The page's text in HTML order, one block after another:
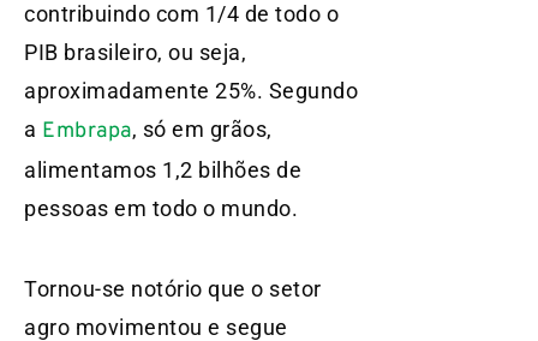
contribuindo com 1/4 de todo o
PIB brasileiro, ou seja,
aproximadamente 25%. Segundo
a Embrapa, só em grãos,
alimentamos 1,2 bilhões de
pessoas em todo o mundo.
Tornou-se notório que o setor
agro movimentou e segue